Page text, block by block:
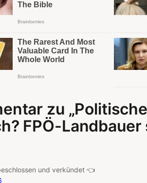
zu
FPÖ-
und verkündet 👈